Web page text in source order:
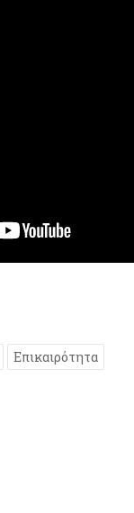
Επικαιρότητα